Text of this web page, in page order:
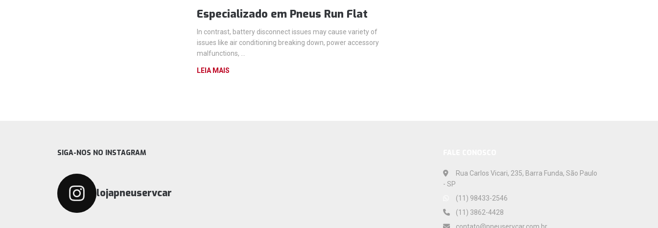
Especializado em Pneus Run Flat
In contrast, battery disconnect issues may cause variety of
issues like air conditioning breaking down, power accessory
malfunctions, ...
LEIA MAIS
Rua Carlos Vicari, 235, Barra Funda, São Paulo
- SP
(11) 98433-2546
(11) 3862-4428
SIGA-NOS NO INSTAGRAM
lojapneuservcar